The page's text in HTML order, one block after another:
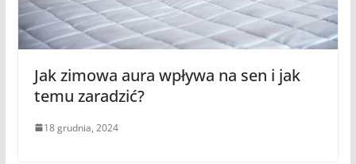
Jak zimowa aura wpływa na sen i jak
temu zaradzić?
18 grudnia, 2024